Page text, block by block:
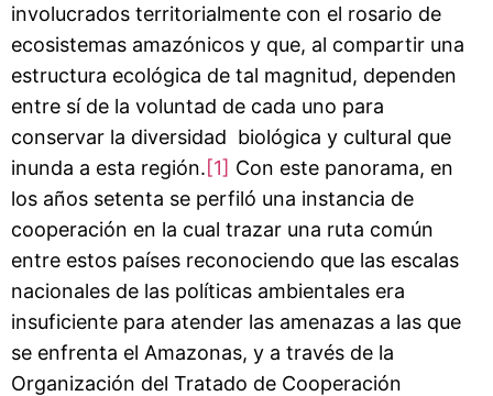
involucrados territorialmente con el rosario de
ecosistemas amazónicos y que, al compartir una
estructura ecológica de tal magnitud, dependen
entre sí de la voluntad de cada uno para
conservar la diversidad biológica y cultural que
inunda a esta región.[1] Con este panorama, en
los años setenta se perfiló una instancia de
cooperación en la cual trazar una ruta común
entre estos países reconociendo que las escalas
nacionales de las políticas ambientales era
insuficiente para atender las amenazas a las que
se enfrenta el Amazonas, y a través de la
Organización del Tratado de Cooperación